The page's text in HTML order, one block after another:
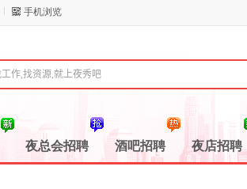
手机浏览
夜总会招聘 酒吧招聘 夜店招聘